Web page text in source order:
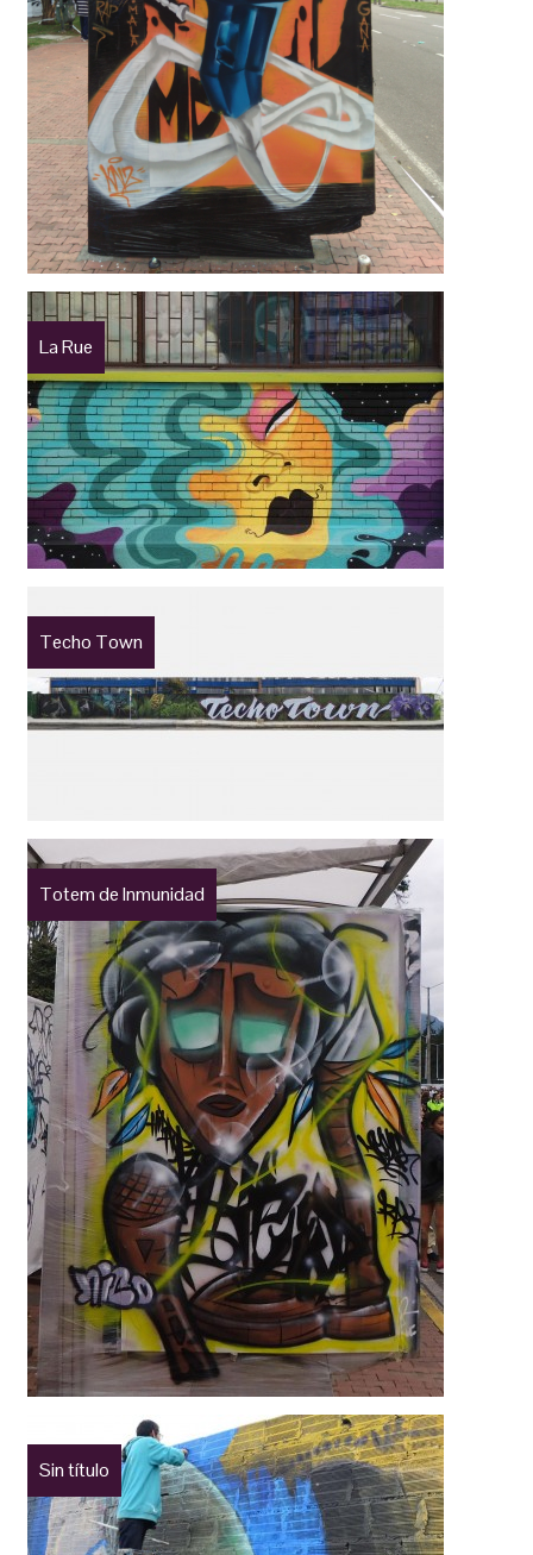
La Rue
Techo Town
Totem de Inmunidad
Sin título